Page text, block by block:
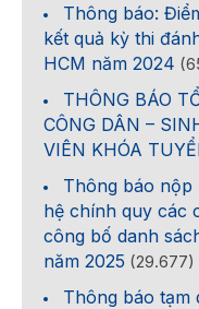
Thông báo:
kết quả kỳ thi
HCM năm 2024
THÔNG BÁO
CÔNG DÂN –
VIÊN KHÓA
Thông báo nộp
hệ chính quy các
công bố danh
năm 2025 (29.677)
Thông báo tạm